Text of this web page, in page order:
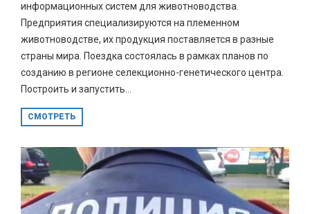
информационных систем для животноводства.
Предприятия специализируются на племенном
животноводстве, их продукция поставляется в разные
страны мира. Поездка состоялась в рамках планов по
созданию в регионе селекционно-генетического центра.
Построить и запустить...
СМОТРЕТЬ